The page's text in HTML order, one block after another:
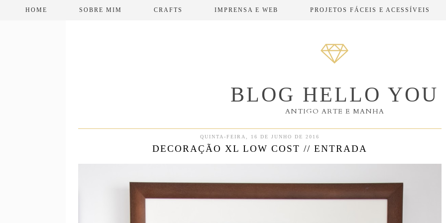
HOME SOBRE MIM CRAFTS IMPRENSA E WEB PROJETOS FÁCEIS E ACESSÍVEIS
BLOG HELLO YOU
ANTIGO ARTE E MANHA
QUINTA-FEIRA, 16 DE JUNHO DE 2016
DECORAÇÃO XL LOW COST // ENTRADA